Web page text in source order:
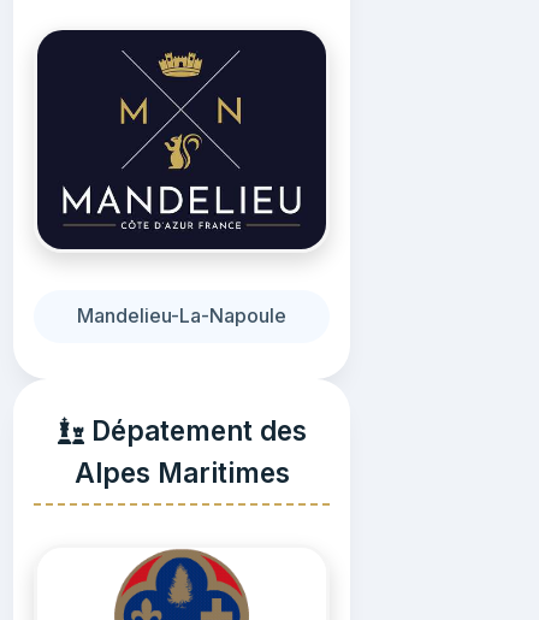
Mandelieu-La-Napoule
Dépatement des
Alpes Maritimes